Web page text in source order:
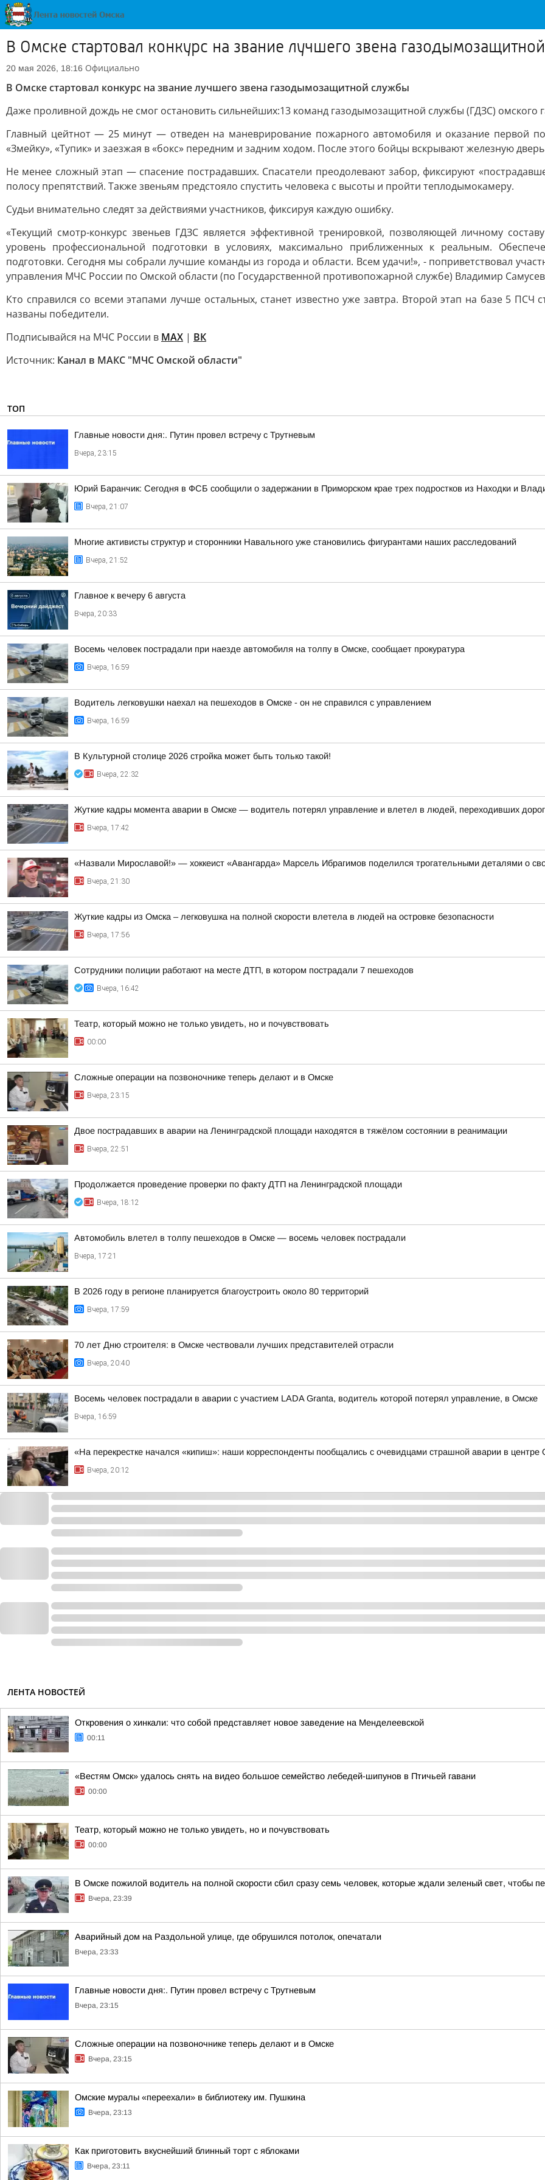
В Омске стартовал конкурс на звание лучшего звена
20 мая 2026, 18:16 Официально
В Омске стартовал конкурс на звание лучшего звена газодымозащитной службы
Даже проливной дождь не смог остановить сильнейших:13 команд газодымозащитной службы (ГДЗС) омского
Главный цейтнот — 25 минут — отведен на маневрирование пожарного автомобиля и оказание первой
«Змейку», «Тупик» и заезжая в «бокс» передним и задним ходом. После этого бойцы вскрывают железную
Не менее сложный этап — спасение пострадавших. Спасатели преодолевают забор, фиксируют
полосу препятствий. Также звеньям предстояло спустить человека с высоты и пройти теплодымокамеру.
Судьи внимательно следят за действиями участников, фиксируя каждую ошибку.
«Текущий смотр-конкурс звеньев ГДЗС является эффективной тренировкой, позволяющей личному
уровень профессиональной подготовки в условиях, максимально приближенных к реальным.
подготовки. Сегодня мы собрали лучшие команды из города и области. Всем удачи!», - поприветствовал
управления МЧС России по Омской области (по Государственной противопожарной службе) Владимир
Кто справился со всеми этапами лучше остальных, станет известно уже завтра. Второй этап на базе 5 ПСЧ
названы победители.
Подписывайся на МЧС России в MAX | ВК
Источник: Канал в МАКС "МЧС Омской области"
ТОП
Главные новости дня:. Путин провел встречу с Трутневым
Вчера, 23:15
Юрий Баранчик: Сегодня в ФСБ сообщили о задержании в Приморском крае трех подростков из Находки и
Вчера, 21:07
Многие активисты структур и сторонники Навального уже становились фигурантами наших расследований
Вчера, 21:52
Главное к вечеру 6 августа
Вчера, 20:33
Восемь человек пострадали при наезде автомобиля на толпу в Омске, сообщает прокуратура
Вчера, 16:59
Водитель легковушки наехал на пешеходов в Омске - он не справился с управлением
Вчера, 16:59
В Культурной столице 2026 стройка может быть только такой!
Вчера, 22:32
Жуткие кадры момента аварии в Омске — водитель потерял управление и влетел в людей, переходивших
Вчера, 17:42
«Назвали Мирославой!» — хоккеист «Авангарда» Марсель Ибрагимов поделился трогательными деталями о
Вчера, 21:30
Жуткие кадры из Омска – легковушка на полной скорости влетела в людей на островке безопасности
Вчера, 17:56
Сотрудники полиции работают на месте ДТП, в котором пострадали 7 пешеходов
Вчера, 16:42
Театр, который можно не только увидеть, но и почувствовать
00:00
Сложные операции на позвоночнике теперь делают и в Омске
Вчера, 23:15
Двое пострадавших в аварии на Ленинградской площади находятся в тяжёлом состоянии в реанимации
Вчера, 22:51
Продолжается проведение проверки по факту ДТП на Ленинградской площади
Вчера, 18:12
Автомобиль влетел в толпу пешеходов в Омске — восемь человек пострадали
Вчера, 17:21
В 2026 году в регионе планируется благоустроить около 80 территорий
Вчера, 17:59
70 лет Дню строителя: в Омске чествовали лучших представителей отрасли
Вчера, 20:40
Восемь человек пострадали в аварии с участием LADA Granta, водитель которой потерял управление, в Омске
Вчера, 16:59
«На перекрестке начался «кипиш»: наши корреспонденты пообщались с очевидцами страшной аварии в центре
Вчера, 20:12
ЛЕНТА НОВОСТЕЙ
Откровения о хинкали: что собой представляет новое заведение на Менделеевской
00:11
«Вестям Омск» удалось снять на видео большое семейство лебедей-шипунов в Птичьей гавани
00:00
Театр, который можно не только увидеть, но и почувствовать
00:00
В Омске пожилой водитель на полной скорости сбил сразу семь человек, которые ждали зеленый свет, чтобы
Вчера, 23:39
Аварийный дом на Раздольной улице, где обрушился потолок, опечатали
Вчера, 23:33
Главные новости дня:. Путин провел встречу с Трутневым
Вчера, 23:15
Сложные операции на позвоночнике теперь делают и в Омске
Вчера, 23:15
Омские муралы «переехали» в библиотеку им. Пушкина
Вчера, 23:13
Как приготовить вкуснейший блинный торт с яблоками
Вчера, 23:11